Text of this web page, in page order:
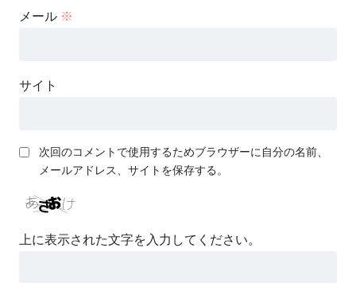
メール ※
サイト
次回のコメントで使用するためブラウザーに自分の名前、
メールアドレス、サイトを保存する。
上に表示された文字を入力してください。